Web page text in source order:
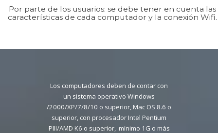
Por parte de los usuarios: se debe tener en cuenta las
características de cada computador y la conexión Wifi.
Los computadores deben de contar con
un sistema operativo Windows
/2000/XP/7/8/10 o superior, Mac OS 8.6 o
superior, con procesador Intel Pentium
PIII/AMD K6 o superior, mínimo 1G o más